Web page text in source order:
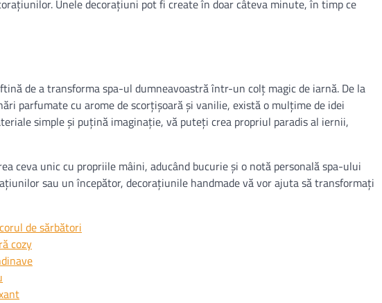
Unele decorațiuni pot fi create în doar câteva minute, în timp ce
de a transforma spa-ul dumneavoastră într-un colț magic de iarnă. De la
parfumate cu arome de scorțișoară și vanilie, există o mulțime de idei
simple și puțină imaginație, vă puteți crea propriul paradis al iernii,
ceva unic cu propriile mâini, aducând bucurie și o notă personală spa-ului
sau un începător, decorațiunile handmade vă vor ajuta să transformați
de sărbători
cozy